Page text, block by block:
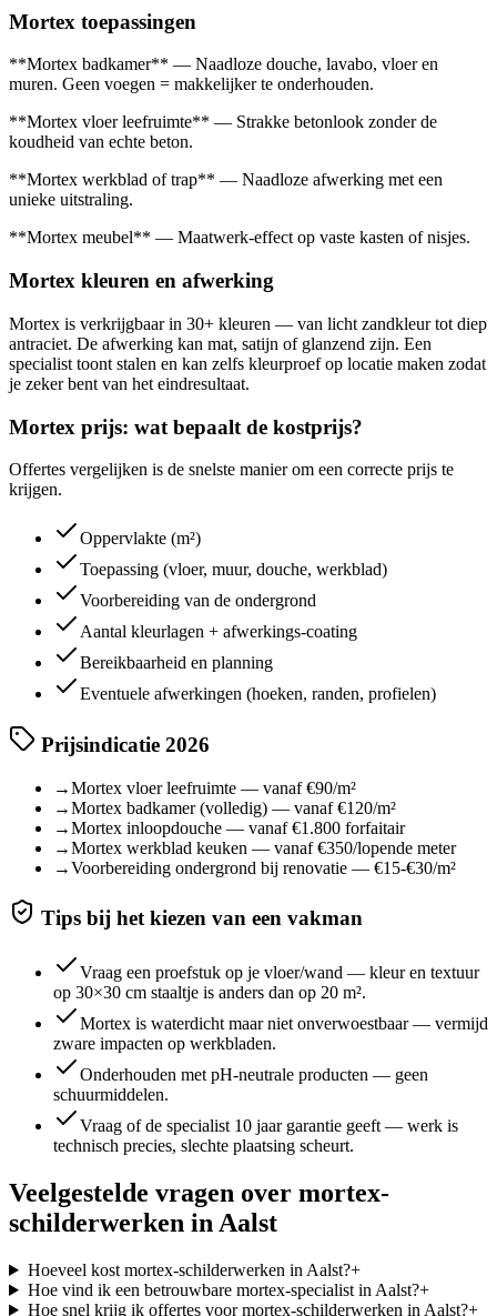
Mortex toepassingen
**Mortex badkamer** — Naadloze douche, lavabo, vloer en
muren. Geen voegen = makkelijker te onderhouden.
**Mortex vloer leefruimte** — Strakke betonlook zonder de
koudheid van echte beton.
**Mortex werkblad of trap** — Naadloze afwerking met een
unieke uitstraling.
**Mortex meubel** — Maatwerk-effect op vaste kasten of nisjes.
Mortex kleuren en afwerking
Mortex is verkrijgbaar in 30+ kleuren — van licht zandkleur tot diep
antraciet. De afwerking kan mat, satijn of glanzend zijn. Een
specialist toont stalen en kan zelfs kleurproef op locatie maken zodat
je zeker bent van het eindresultaat.
Mortex prijs: wat bepaalt de kostprijs?
Offertes vergelijken is de snelste manier om een correcte prijs te
krijgen.
Oppervlakte (m²)
Toepassing (vloer, muur, douche, werkblad)
Voorbereiding van de ondergrond
Aantal kleurlagen + afwerkings-coating
Bereikbaarheid en planning
Eventuele afwerkingen (hoeken, randen, profielen)
Prijsindicatie 2026
→Mortex vloer leefruimte — vanaf €90/m²
→Mortex badkamer (volledig) — vanaf €120/m²
→Mortex inloopdouche — vanaf €1.800 forfaitair
→Mortex werkblad keuken — vanaf €350/lopende meter
→Voorbereiding ondergrond bij renovatie — €15-€30/m²
Tips bij het kiezen van een vakman
Vraag een proefstuk op je vloer/wand — kleur en textuur
op 30×30 cm staaltje is anders dan op 20 m².
Mortex is waterdicht maar niet onverwoestbaar — vermijd
zware impacten op werkbladen.
Onderhouden met pH-neutrale producten — geen
schuurmiddelen.
Vraag of de specialist 10 jaar garantie geeft — werk is
technisch precies, slechte plaatsing scheurt.
Veelgestelde vragen over mortex-
schilderwerken in Aalst
Hoeveel kost mortex-schilderwerken in Aalst?+
Hoe vind ik een betrouwbare mortex-specialist in Aalst?+
Hoe snel krijg ik offertes voor mortex-schilderwerken in Aalst?+